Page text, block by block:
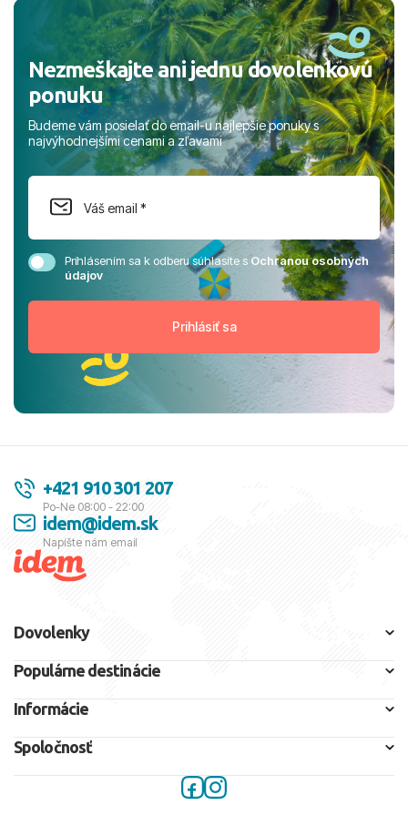
Nezmeškajte ani jednu dovolenkovú
ponuku
Budeme vám posielať do email-u najlepšie ponuky s
najvýhodnejšími cenami a zľavami
Prihlásením sa k odberu súhlasíte sOchranou osobných
údajov
+421 910 301 207
Po-Ne 08:00 - 22:00
idem@idem.sk
Napíšte nám email
Dovolenky
Populárne destinácie
Informácie
Spoločnosť